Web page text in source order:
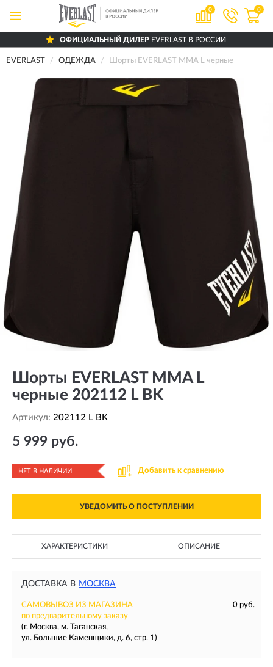
0 0
ОФИЦИАЛЬНЫЙ ДИЛЕР EVERLAST В РОССИИ
EVERLAST ОДЕЖДА Шорты EVERLAST MMA L черные
Шорты EVERLAST MMA L
черные 202112 L BK
Артикул: 202112 L BK
5 999 руб.
НЕТ В НАЛИЧИИ Добавить к сравнению
УВЕДОМИТЬ О ПОСТУПЛЕНИИ
ХАРАКТЕРИСТИКИ ОПИСАНИЕ
ДОСТАВКА В МОСКВА
САМОВЫВОЗ ИЗ МАГАЗИНА
0 руб.
по предварительному заказу
(г. Москва, м. Таганская,
ул. Большие Каменщики, д. 6, стр. 1)